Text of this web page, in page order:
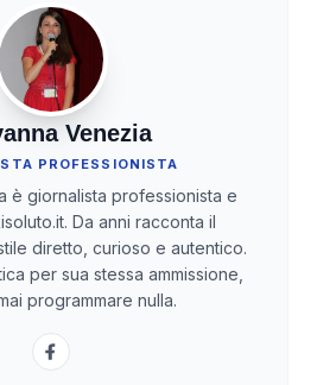
Venezia
PROFESSIONISTA
è giornalista professionista e
Da anni racconta il
diretto, curioso e autentico.
per sua stessa ammissione,
programmare nulla.